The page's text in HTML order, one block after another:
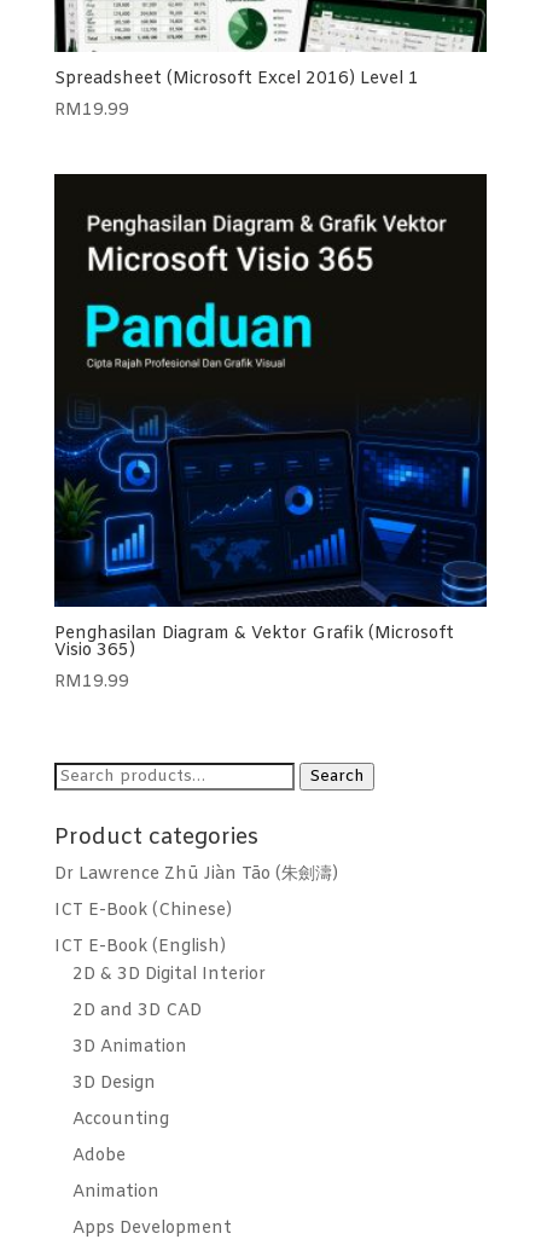
Spreadsheet (Microsoft Excel 2016) Level 1
RM19.99
Penghasilan Diagram & Vektor Grafik (Microsoft
Visio 365)
RM19.99
Search
Search
Product categories
Dr Lawrence Zhū Jiàn Tāo (朱劍濤)
ICT E-Book (Chinese)
ICT E-Book (English)
2D & 3D Digital Interior
2D and 3D CAD
3D Animation
3D Design
Accounting
Adobe
Animation
Apps Development